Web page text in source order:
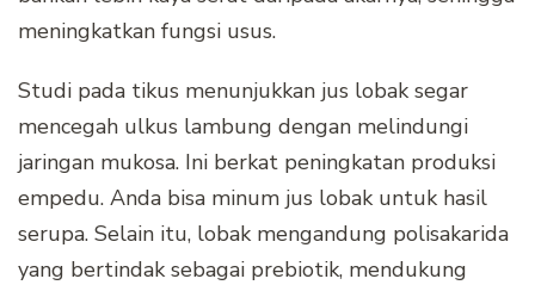
meningkatkan fungsi usus.
Studi pada tikus menunjukkan jus lobak segar
mencegah ulkus lambung dengan melindungi
jaringan mukosa. Ini berkat peningkatan produksi
empedu. Anda bisa minum jus lobak untuk hasil
serupa. Selain itu, lobak mengandung polisakarida
yang bertindak sebagai prebiotik, mendukung